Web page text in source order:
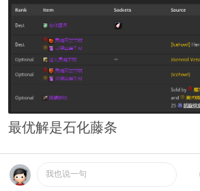
最优解是石化藤条
我也说一句